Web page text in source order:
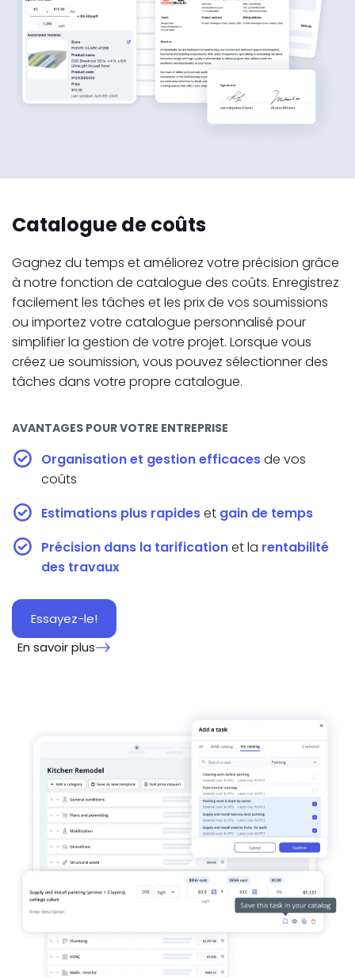
Catalogue de coûts
Gagnez du temps et améliorez votre précision grâce
à notre fonction de catalogue des coûts. Enregistrez
facilement les tâches et les prix de vos soumissions
ou importez votre catalogue personnalisé pour
simplifier la gestion de votre projet. Lorsque vous
créez ue soumission, vous pouvez sélectionner des
tâches dans votre propre catalogue.
AVANTAGES POUR VOTRE ENTREPRISE
Organisation et gestion efficacesde vos
coûts
Estimations plus rapideset gain de temps
Précision dans la tarificationet la rentabilité
des travaux
Essayez-le!
En savoir plus